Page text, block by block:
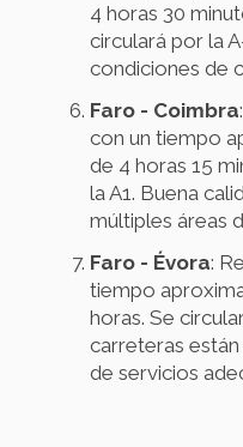
4 horas 30
circulará por la
condiciones de
Faro - Coimbra
con un tiempo
de 4 horas 15
la A1. Buena
múltiples áreas
Faro - Évora:
tiempo
horas. Se
carreteras
de servicios